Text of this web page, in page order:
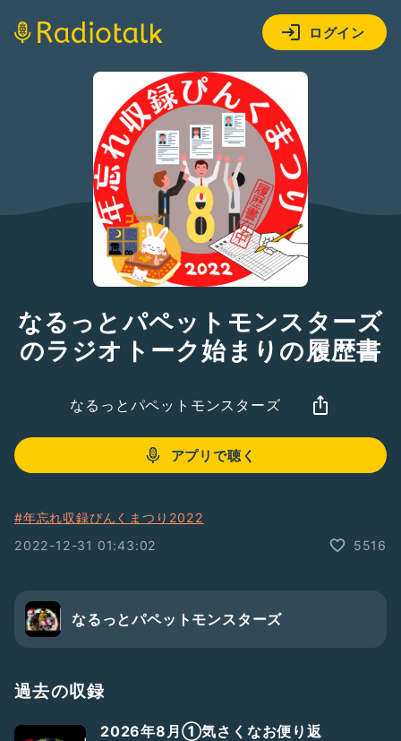
ログイン
なるっとパペットモンスターズ
のラジオトーク始まりの履歴書
なるっとパペットモンスターズ
アプリで聴く
#年忘れ収録ぴんくまつり2022
2022-12-31 01:43:02
5516
なるっとパペットモンスターズ
過去の収録
2026年8月①気さくなお便り返